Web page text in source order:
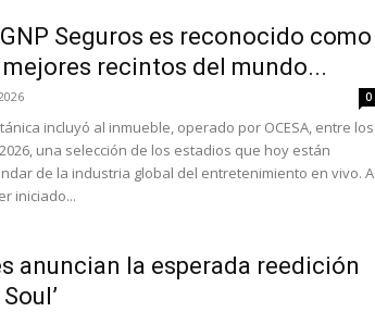
Seguros es reconocido como
recintos del mundo...
0
incluyó al inmueble, operado por OCESA, entre los
una selección de los estadios que hoy están
de la industria global del entretenimiento en vivo. A
iniciado...
anuncian la esperada reedición